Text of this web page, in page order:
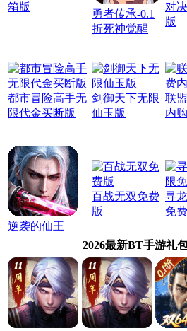
箱版
勇者传承-0.1
折死神觉醒
对
版
都市冒险高手无
限代金买断版
剑御天下无限
仙玉版
联
内
逆袭的仙王
百战无双免费
版
寻
免
2026最新BT手游礼